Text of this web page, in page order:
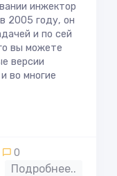
инжектор
2005 году, он
и по сей
вы можете
версии
и во многие
0
Подробнее..